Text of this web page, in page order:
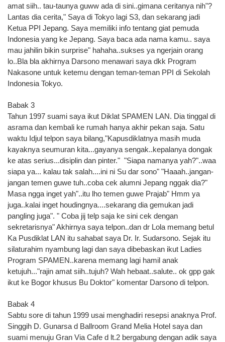
amat siih.. tau-taunya guww ada di sini..gimana ceritanya nih"?
Lantas dia cerita," Saya di Tokyo lagi S3, dan sekarang jadi
Ketua PPI Jepang. Saya memiliki info tentang giat pemuda
Indonesia yang ke Jepang. Saya baca ada nama kamu.. saya
mau jahilin bikin surprise" hahaha..sukses ya ngerjain orang
lo..Bla bla akhirnya Darsono menawari saya dkk Program
Nakasone untuk ketemu dengan teman-teman PPI di Sekolah
Indonesia Tokyo.
Babak 3
Tahun 1997 suami saya ikut Diklat SPAMEN LAN. Dia tinggal di
asrama dan kembali ke rumah hanya akhir pekan saja. Satu
waktu Idjul telpon saya bilang,"Kapusdiklatnya masih muda
kayaknya seumuran kita...gayanya sengak..kepalanya dongak
ke atas serius...disiplin dan pinter." "Siapa namanya yah?"..waa
siapa ya... kalau tak salah....ini ni Su dar sono" "Haaah..jangan-
jangan temen guwe tuh..coba cek alumni Jepang nggak dia?"
Masa ngga inget yah"..itu lho temen guwe Prajab" Hmm ya
juga..kalai inget houdingnya....sekarang dia gemukan jadi
pangling juga". " Coba jij telp saja ke sini cek dengan
sekretarisnya" Akhirnya saya telpon..dan dr Lola memang betul
Ka Pusdiklat LAN itu sahabat saya Dr. Ir. Sudarsono. Sejak itu
silaturahim nyambung lagi dan saya dibebaskan ikut Ladies
Program SPAMEN..karena memang lagi hamil anak
ketujuh..."rajin amat siih..tujuh? Wah hebaat..salute.. ok gpp gak
ikut ke Bogor khusus Bu Doktor" komentar Darsono di telpon.
Babak 4
Sabtu sore di tahun 1999 usai menghadiri resepsi anaknya Prof.
Singgih D. Gunarsa d Ballroom Grand Melia Hotel saya dan
suami menuju Gran Via Cafe d lt.2 bergabung dengan adik saya